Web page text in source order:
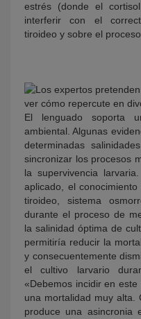
estrés (donde el
interferir con el
tiroideo y sobre el
El lenguado soporta
ambiental. Algunas
determinadas
sincronizar los procesos
la supervivencia
aplicado, el
tiroideo, sistema
durante el proceso de
la salinidad óptima de
permitiría reducir la
y consecuentemente
el cultivo larvario
«Debemos incidir en
una mortalidad muy alta.
produce una asincronia